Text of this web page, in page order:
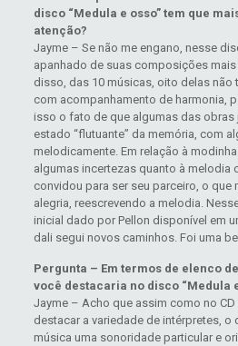
disco “Medula e osso” tem que
atenção?
Jayme – Se não me engano, nesse
apanhado de suas composições
disso, das 10 músicas, oito delas não
com acompanhamento de harmonia,
isso o fato de que algumas das obras
estado “flutuante” da memória, com
melodicamente. Em relação à
algumas incertezas quanto à melodia
convidou para ser seu parceiro, o que
alegria, reescrevendo a melodia.
inicial dado por Pellon disponível em
dali segui novos caminhos. Foi uma
Pergunta – Em termos de elenco
você destacaria no disco “Medula
Jayme – Acho que assim como no CD
destacar a variedade de intérpretes, o
música uma sonoridade particular e